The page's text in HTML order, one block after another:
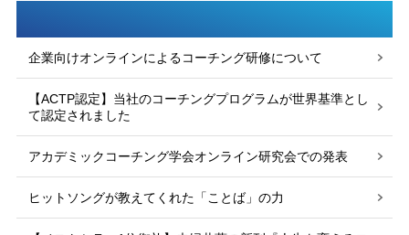
企業向けオンラインによるコーチング研修について
【ACTP認定】当社のコーチングプログラムが世界基準とし
て認定されました
アカデミックコーチング学会オンライン研究会での発表
ヒットソングが教えてくれた「ことば」の力